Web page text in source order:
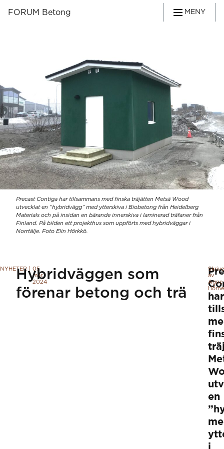
FORUM Betong MENY
Precast Contiga har tillsammans med finska träjätten Metsä Wood
utvecklat en ”hybridvägg” med ytterskiva i Biobetong från Heidelberg
Materials och på insidan en bärande innerskiva i laminerad träfaner från
Finland. På bilden ett projekthus som uppförts med hybridväggar i
Norrtälje. Foto Elin Hörkkö.
NYHETER
05
mar.
2024
Hybridväggen som
förenar betong och trä
har
en
i
av
Agne